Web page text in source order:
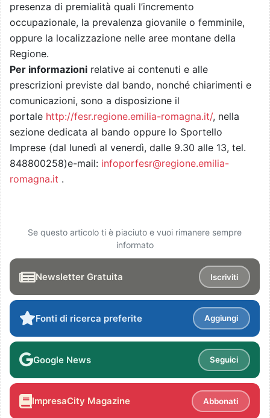
presenza di premialità quali l’incremento
occupazionale, la prevalenza giovanile o femminile,
oppure la localizzazione nelle aree montane della
Regione.
Per informazioni relative ai contenuti e alle
prescrizioni previste dal bando, nonché chiarimenti e
comunicazioni, sono a disposizione il
portale http://fesr.regione.emilia-romagna.it/, nella
sezione dedicata al bando oppure lo Sportello
Imprese (dal lunedì al venerdì, dalle 9.30 alle 13, tel.
848800258)e-mail: infoporfesr@regione.emilia-
romagna.it .
Se questo articolo ti è piaciuto e vuoi rimanere sempre
informato
Newsletter Gratuita Iscriviti
Fonti di ricerca preferite Aggiungi
Google News Seguici
ImpresaCity Magazine Abbonati